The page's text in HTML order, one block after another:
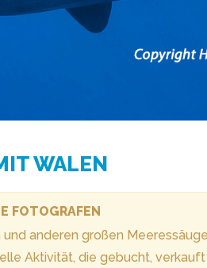
WALEN
FOTOGRAFEN
anderen großen
Aktivität, die gebucht,